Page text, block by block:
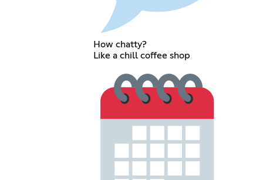
How chatty?
Like a chill coffee shop